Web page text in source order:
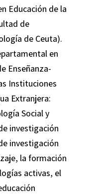
Educación de la
de
de Ceuta).
en
Enseñanza-
Instituciones
Extranjera:
Social y
investigación
investigación
la formación
activas, el